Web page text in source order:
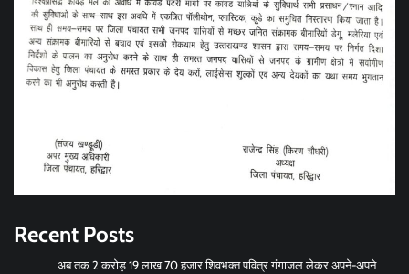
Recent Posts
अब तक 2 करोड़ 19 लाख 70 हजार शिवभक्त पवित्र गंगाजल लेकर अपने-अपने